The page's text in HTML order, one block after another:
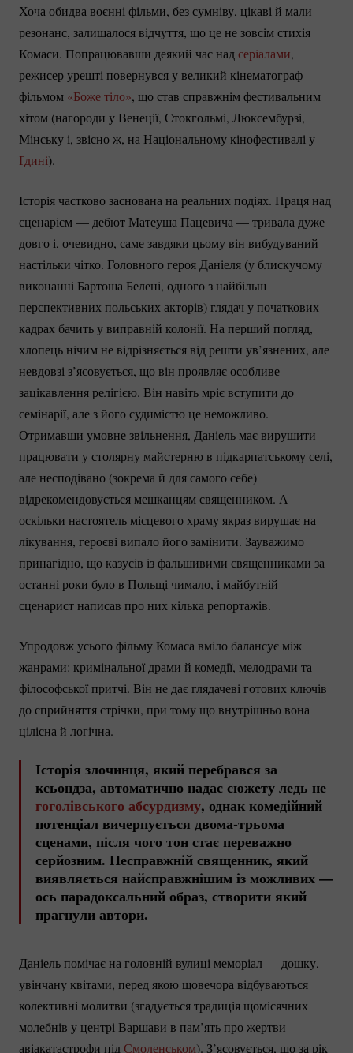
Хоча обидва воєнні фільми, без сумніву, цікаві й мали
резонанс, залишалося відчуття, що це не зовсім стихія
Комаси. Попрацювавши деякий час надсеріалами,
режисер урешті повернувся у великий кінематограф
фільмом «Боже тіло», що став справжнім фестивальним
хітом (нагороди у Венеції, Стокгольмі, Люксембурзі,
Мінську і, звісно ж, на Національному кінофестивалі у
Ґдині).
Історія частково заснована на реальних подіях. Праця над
сценарієм — дебют Матеуша Пацевича — тривала дуже
довго і, очевидно, саме завдяки цьому він вибудуваний
настільки чітко. Головного героя Даніеля (у блискучому
виконанні Бартоша Белені, одного з найбільш
перспективних польських акторів) глядач у початкових
кадрах бачить у виправній колонії. На перший погляд,
хлопець нічим не відрізняється від решти ув’язнених, але
невдовзі з’ясовується, що він проявляє особливе
зацікавлення релігією. Він навіть мріє вступити до
семінарії, але з його судимістю це неможливо.
Отримавши умовне звільнення, Даніель має вирушити
працювати у столярну майстерню в підкарпатському селі,
але несподівано (зокрема й для самого себе)
відрекомендовується мешканцям священником. А
оскільки настоятель місцевого храму якраз вирушає на
лікування, героєві випало його замінити. Зауважимо
принагідно, що казусів із фальшивими священниками за
останні роки було в Польщі чимало, і майбутній
сценарист написав про них кілька репортажів.
Упродовж усього фільму Комаса вміло балансує між
жанрами: кримінальної драми й комедії, мелодрами та
філософської притчі. Він не дає глядачеві готових ключів
до сприйняття стрічки, при тому що внутрішньо вона
цілісна й логічна.
Історія злочинця, який перебрався за
ксьондза, автоматично надає сюжету ледь не
гоголівського абсурдизму, однак комедійний
потенціал вичерпується двома-трьома
сценами, після чого тон стає переважно
серйозним. Несправжній священник, який
виявляється найсправжнішим із можливих —
ось парадоксальний образ, створити який
прагнули автори.
Даніель помічає на головній вулиці меморіал — дошку,
увінчану квітами, перед якою щовечора відбуваються
колективні молитви (згадується традиція щомісячних
молебнів у центрі Варшави в пам’ять про жертви
авіакатастрофи підСмоленськом). З’ясовується, що за рік